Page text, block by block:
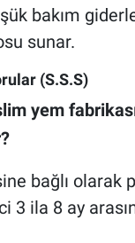
bakım
sunar.
(S.S.S)
yem
bağlı olarak
3 ila 8 ay